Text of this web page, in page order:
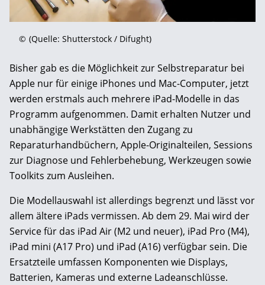
© (Quelle: Shutterstock / Difught)
Bisher gab es die Möglichkeit zur Selbstreparatur bei
Apple nur für einige iPhones und Mac-Computer, jetzt
werden erstmals auch mehrere iPad-Modelle in das
Programm aufgenommen. Damit erhalten Nutzer und
unabhängige Werkstätten den Zugang zu
Reparaturhandbüchern, Apple-Originalteilen, Sessions
zur Diagnose und Fehlerbehebung, Werkzeugen sowie
Toolkits zum Ausleihen.
Die Modellauswahl ist allerdings begrenzt und lässt vor
allem ältere iPads vermissen. Ab dem 29. Mai wird der
Service für das iPad Air (M2 und neuer), iPad Pro (M4),
iPad mini (A17 Pro) und iPad (A16) verfügbar sein. Die
Ersatzteile umfassen Komponenten wie Displays,
Batterien, Kameras und externe Ladeanschlüsse.